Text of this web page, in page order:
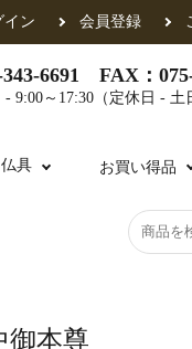
イン 会員登録
6691 FAX：
9:00～17:30（定休日 - 土
各派共通
具 お買い得品
御本尊